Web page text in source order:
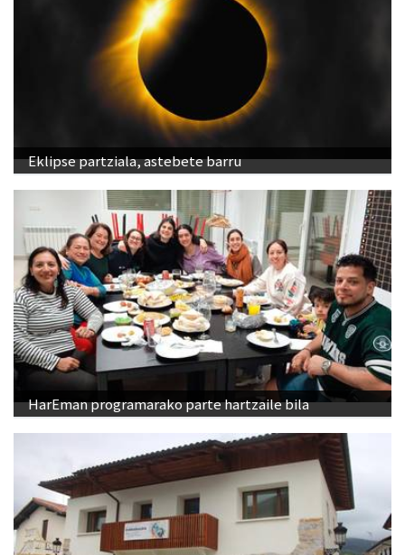
Eklipse partziala, astebete barru
HarEman programarako parte hartzaile bila